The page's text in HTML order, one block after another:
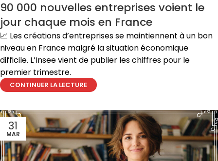
90 000 nouvelles entreprises voient le
jour chaque mois en France
📈 Les créations d’entreprises se maintiennent à un bon
niveau en France malgré la situation économique
difficile. L’Insee vient de publier les chiffres pour le
premier trimestre.
CONTINUER LA LECTURE
31
MAR